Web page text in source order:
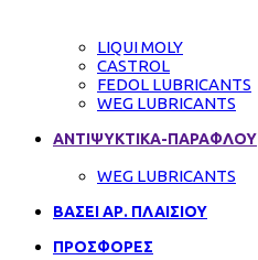
LIQUI MOLY
CASTROL
FEDOL LUBRICANTS
WEG LUBRICANTS
ΑΝΤΙΨΥΚΤΙΚΑ-ΠΑΡΑΦΛΟΥ
WEG LUBRICANTS
ΒΑΣΕΙ ΑΡ. ΠΛΑΙΣΙΟΥ
ΠΡΟΣΦΟΡΕΣ